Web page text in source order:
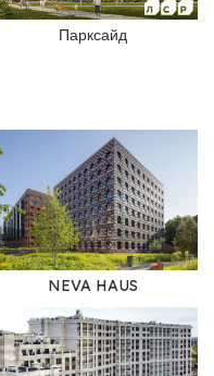
Парксайд
NEVA HAUS